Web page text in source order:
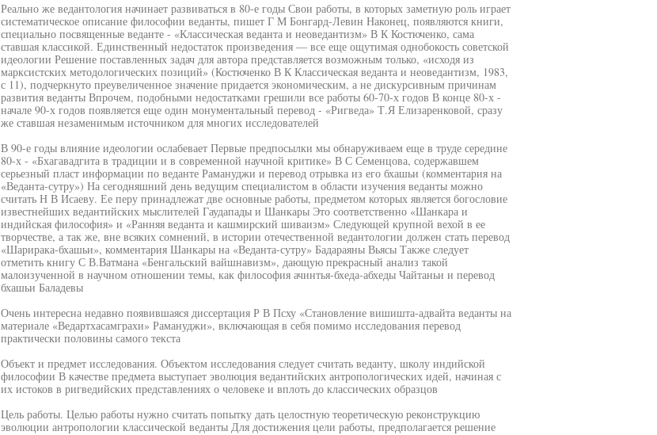
Реально же ведантология начинает развиваться в 80-е годы Свои работы, в которых заметную роль играет
систематическое описание философии веданты, пишет Г М Бонгард-Левин Наконец, появляются книги,
специально посвященные веданте - «Классическая веданта и неоведантизм» В К Костюченко, сама
ставшая классикой. Единственный недостаток произведения — все еще ощутимая однобокость советской
идеологии Решение поставленных задач для автора представляется возможным только, «исходя из
марксистских методологических позиций» (Костюченко В К Классическая веданта и неоведантизм, 1983,
с 11), подчеркнуто преувеличенное значение придается экономическим, а не дискурсивным причинам
развития веданты Впрочем, подобными недостатками грешили все работы 60-70-х годов В конце 80-х -
начале 90-х годов появляется еще один монументальный перевод - «Ригведа» Т.Я Елизаренковой, сразу
же ставшая незаменимым источником для многих исследователей
В 90-е годы влияние идеологии ослабевает Первые предпосылки мы обнаруживаем еще в труде середине
80-х - «Бхагавадгита в традиции и в современной научной критике» В С Семенцова, содержавшем
серьезный пласт информации по веданте Рамануджи и перевод отрывка из его бхашьи (комментария на
«Веданта-сутру») На сегодняшний день ведущим специалистом в области изучения веданты можно
считать Н В Исаеву. Ее перу принадлежат две основные работы, предметом которых является богословие
известнейших ведантийских мыслителей Гаудапады и Шанкары Это соответственно «Шанкара и
индийская философия» и «Ранняя веданта и кашмирский шиваизм» Следующей крупной вехой в ее
творчестве, а так же, вне всяких сомнений, в истории отечественной ведантологии должен стать перевод
«Шарирака-бхашьи», комментария Шанкары на «Веданта-сутру» Бадараяны Вьясы Также следует
отметить книгу С В.Ватмана «Бенгальский вайшнавизм», дающую прекрасный анализ такой
малоизученной в научном отношении темы, как философия ачинтья-бхеда-абхеды Чайтаньи и перевод
бхашьи Баладевы
Очень интересна недавно появившаяся диссертация Р В Псху «Становление вишишта-адвайта веданты на
материале «Ведартхасамграхи» Рамануджи», включающая в себя помимо исследования перевод
практически половины самого текста
Объект и предмет исследования. Объектом исследования следует считать веданту, школу индийской
философии В качестве предмета выступает эволюция ведантийских антропологических идей, начиная с
их истоков в ригведийских представлениях о человеке и вплоть до классических образцов
Цель работы. Целью работы нужно считать попытку дать целостную теоретическую реконструкцию
эволюции антропологии классической веданты Для достижения цели работы, предполагается решение